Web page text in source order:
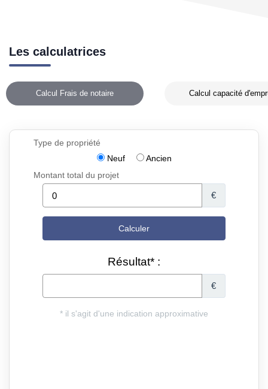
Les calculatrices
Calcul Frais de notaire Calcul capacité